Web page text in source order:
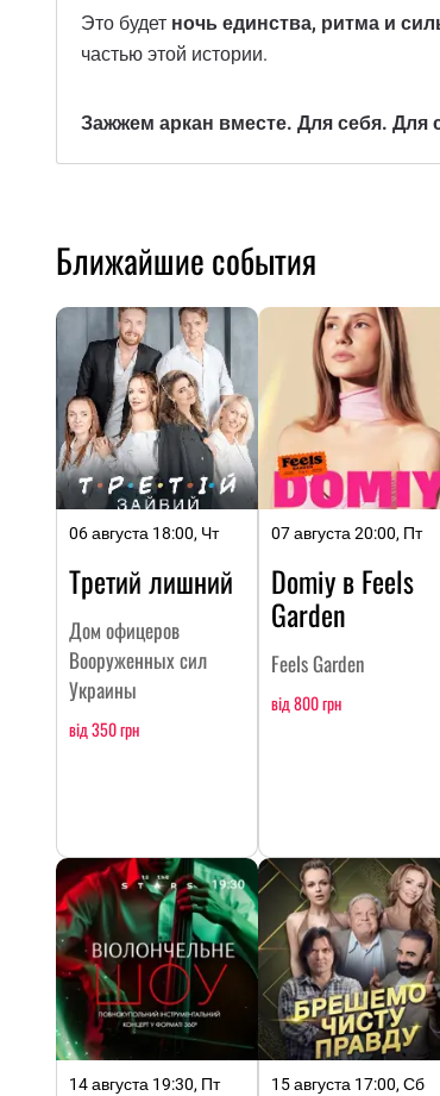
Это будет ночь единства, ритма и
частью этой истории.
Зажжем аркан вместе. Для себя. Для
Ближайшие события
06 августа 18:00, Чт
Третий лишний
Дом офицеров
Вооруженных сил
Украины
від 350 грн
07 августа 20:00, Пт
Domiy в Feels
Garden
Feels Garden
від 800 грн
14 августа 19:30, Пт 15 августа 17:00, Сб